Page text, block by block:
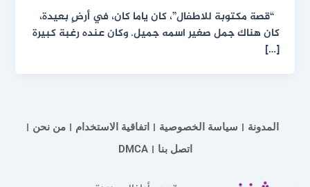
“قصة مكتوبة للاطفال”، كان ياما كان، في أرضٍ بعيدة،
كان هناك جمل صغير اسمه جميل. وكان عنده رغبة كبيرة
[…]
المدونة سياسة الخصوصية اتفاقية الاستخدام
من نحن
اتصل بنا
DMCA